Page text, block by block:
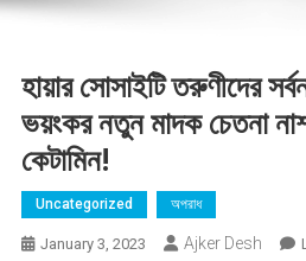
হায়ার সোসাইটি তরুণীদের
ভয়ংকর নতুন মাদক চেতনা
কেটামিন!
Uncategorized অপরাধ
January 3, 2023 Ajker Desh